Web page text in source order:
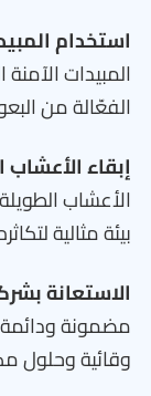
استخدام
المبيدات
الفعّالة من
إبقاء
الأعشاب
بيئة مثالية
الاستعانة
مضمونة
وقائية وحلول